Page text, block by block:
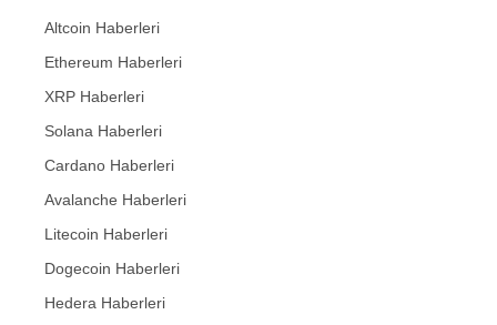
Altcoin Haberleri
Ethereum Haberleri
XRP Haberleri
Solana Haberleri
Cardano Haberleri
Avalanche Haberleri
Litecoin Haberleri
Dogecoin Haberleri
Hedera Haberleri